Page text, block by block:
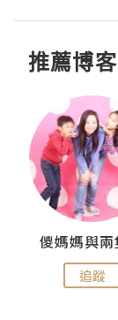
推薦博客
追蹤